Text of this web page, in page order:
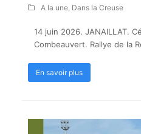
A la une, Dans la Creuse
14 juin 2026. JANAILLAT.
Combeauvert. Rallye de la
En savoir plus